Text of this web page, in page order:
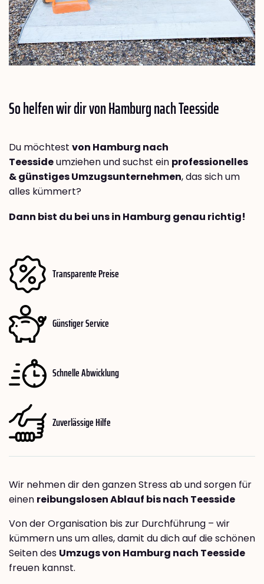
So helfen wir dir von Hamburg nachTeesside
Du möchtest von Hamburg nach
Teessideumziehen und suchst ein professionelles
& günstiges Umzugsunternehmen, das sich um
alles kümmert?
Dann bist du bei uns in Hamburg genau richtig!
Transparente Preise
Günstiger Service
Schnelle Abwicklung
Zuverlässige Hilfe
Wir nehmen dir den ganzen Stress ab und sorgen für
einen reibungslosen Ablauf bis nach Teesside
Von der Organisation bis zur Durchführung – wir
kümmern uns um alles, damit du dich auf die schönen
Seiten des Umzugs von Hamburg nach Teesside
freuen kannst.